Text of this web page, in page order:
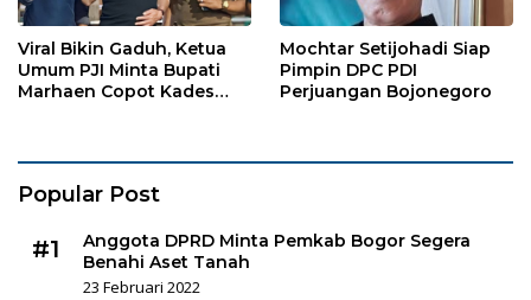
Viral Bikin Gaduh, Ketua
Umum PJI Minta Bupati
Marhaen Copot Kades
Mochtar Setijohadi Siap
Pimpin DPC PDI
Perjuangan Bojonegoro
Popular Post
#1
Anggota DPRD Minta Pemkab Bogor Segera
Benahi Aset Tanah
23 Februari 2022